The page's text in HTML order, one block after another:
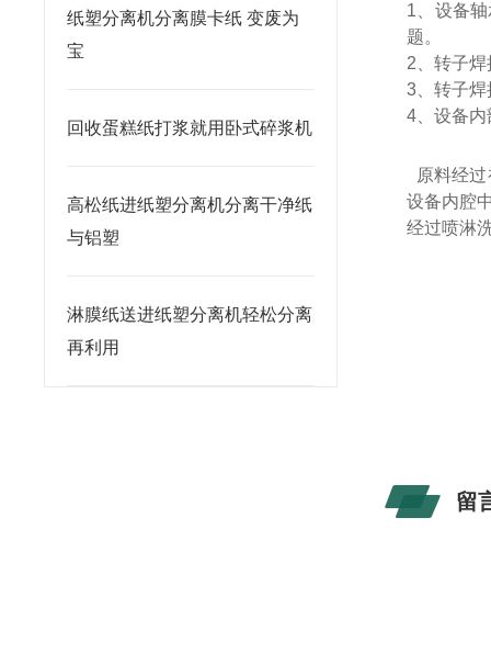
纸塑分离机分离膜卡纸 变废为
宝
回收蛋糕纸打浆就用卧式碎浆机
高松纸进纸塑分离机分离干净纸
与铝塑
淋膜纸送进纸塑分离机轻松分离
再利用
1 、设备
题。
2 、转子
3 、转子
4 、设备
原料经
设备内腔
经过喷淋
留